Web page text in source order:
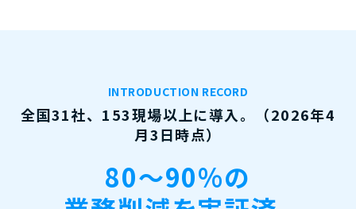
INTRODUCTION RECORD
全国31社、153現場以上に導入。（2026年4
月3日時点）
80〜90%の